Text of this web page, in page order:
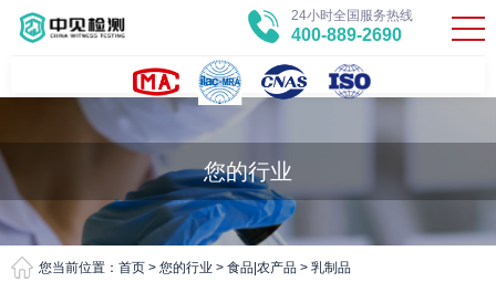
24小时全国服务热线
400-889-2690
您的行业
您当前位置： 首页 > 您的行业 > 食品|农产品 > 乳制品